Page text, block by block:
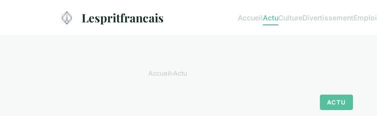
Lespritfrancais AccueilActuCultureDivertissementEmploi
Accueil›Actu
ACTU